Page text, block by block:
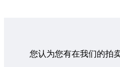
您认为您有在我们的拍